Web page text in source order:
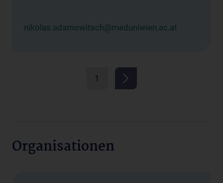
nikolas.adamowitsch@meduniwien.ac.at
1
Organisationen